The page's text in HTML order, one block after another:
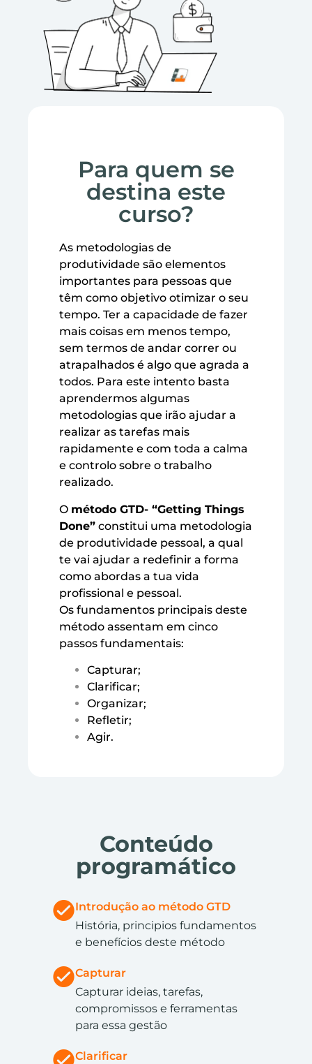
Para quem se
destina este
curso?
As metodologias de
produtividade são elementos
importantes para pessoas que
têm como objetivo otimizar o seu
tempo. Ter a capacidade de fazer
mais coisas em menos tempo,
sem termos de andar correr ou
atrapalhados é algo que agrada a
todos. Para este intento basta
aprendermos algumas
metodologias que irão ajudar a
realizar as tarefas mais
rapidamente e com toda a calma
e controlo sobre o trabalho
realizado.
O método GTD- “Getting Things
Done” constitui uma metodologia
de produtividade pessoal, a qual
te vai ajudar a redefinir a forma
como abordas a tua vida
profissional e pessoal.
Os fundamentos principais deste
método assentam em cinco
passos fundamentais:
Capturar;
Clarificar;
Organizar;
Refletir;
Agir.
Conteúdo
programático
Introdução ao método GTD
História, principios fundamentos
e benefícios deste método
Capturar
Capturar ideias, tarefas,
compromissos e ferramentas
para essa gestão
Clarificar